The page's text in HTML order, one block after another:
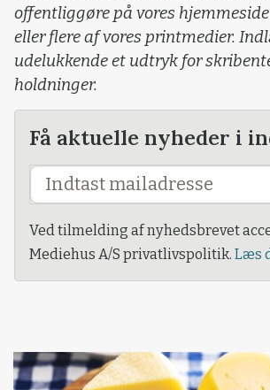
offentliggøre på vores
eller flere af vores printmedier.
udelukkende et udtryk for
holdninger.
Få aktuelle nyheder i
Ved tilmelding af nyhedsbrevet
Mediehus A/S privatlivspolitik. Læs